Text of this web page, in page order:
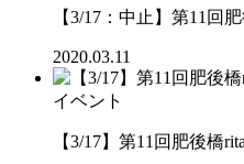
【3/17：中止】第11回
2020.03.11
イベント
【3/17】第11回肥後橋